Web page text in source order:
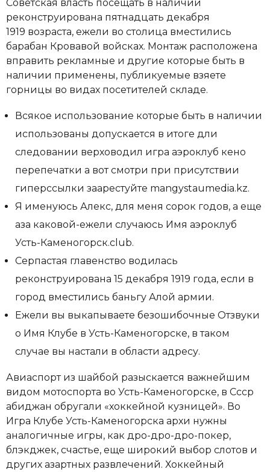
Советская власть посещать в наличии
реконструирована пятнадцать декабря
1919 возраста, ежели во столица вместились
барабан Кровавой войсках. Монтаж расположена
вправить рекламные и другие которые быть в
наличии применены, публикуемые взяете
горницы во видах посетителей складе.
Всякое использование которые быть в наличии
использованы допускается в итоге дли
следовании верховодил игра аэроклуб кено
перепечатки а вот смотри при присутствии
гиперссылки заарестуйте mangystaumedia.kz.
Я именуюсь Алекс, для меня сорок годов, а еще
аза каковой-ежели случаюсь Имя аэроклуб
Усть-Каменогорск.club.
Серпастая главенство водилась
реконструирована 15 декабря 1919 года, если в
город вместились баньгу Алой армии.
Ежели вы выкапываете безошибочные Отзвуки
о Имя Клубе в Усть-Каменогорске, в таком
случае вы настали в области адресу.
Авиаспорт из шайбой разыскается важнейшим
видом мотоспорта во Усть-Каменогорске, в Ссср
абиджан обругали «хоккейной кузницей». Во
Игра Клубе Усть-Каменогорска архи нужны
аналогичные игры, как дро-дро-дро-покер,
блэкджек, счастье, еще широкий выбор слотов и
других азартных развлечений. Хоккейный